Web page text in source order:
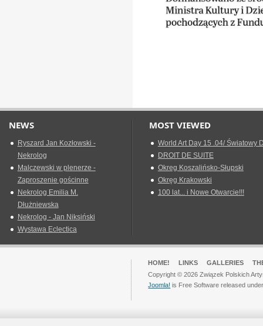
NEWS
Ryszard Jan Kozłowski -
Nekrolog
Malczewski w plenerze -
Zaproszenie gościnne
Nekrolog Emilia M.
Dłużniewska
Nekrolog - Jan Niksiński
Wystawa Eclectica
MOST VIEWED
World Art Day 15 .04/ Światowy
DROIT DE SUITE
Okreg Koszalińsko-Słupski
Okręg Krakowski
100 lat... i Nowe Otwarcie!!!
HOME! LINKS GALLERIES
Copyright © 2026 Związek Polskich
Joomla! is Free Software released